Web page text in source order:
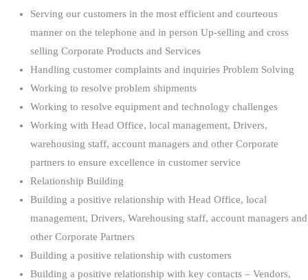
Serving our customers in the most efficient and courteous
manner on the telephone and in person Up-selling and cross
selling Corporate Products and Services
Handling customer complaints and inquiries Problem Solving
Working to resolve problem shipments
Working to resolve equipment and technology challenges
Working with Head Office, local management, Drivers,
warehousing staff, account managers and other Corporate
partners to ensure excellence in customer service
Relationship Building
Building a positive relationship with Head Office, local
management, Drivers, Warehousing staff, account managers and
other Corporate Partners
Building a positive relationship with customers
Building a positive relationship with key contacts – Vendors,